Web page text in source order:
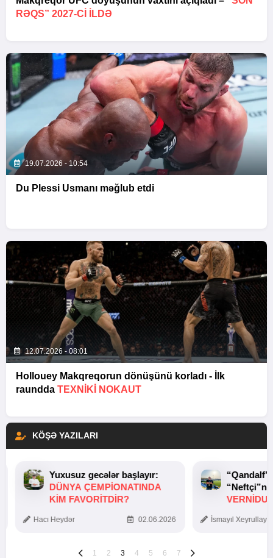
RƏQS” 2027-CI ILDƏ
19.07.2026 - 10:54
Du Plessi Usmanı məğlub etdi
12.07.2026 - 08:01
Hollouey Makqreqorun dönüşünü korladı - İlk
raundda TEXNIKI NOKAUT
KÖŞƏ YAZILARI
Yuxusuz gecələr başlayır:
DÜNYA ÇEMPIONATINDA
KIM FAVORITDIR?
Hacı Heydər 02.06.2026 İsmayıl
1 2 3 4 5 6 7